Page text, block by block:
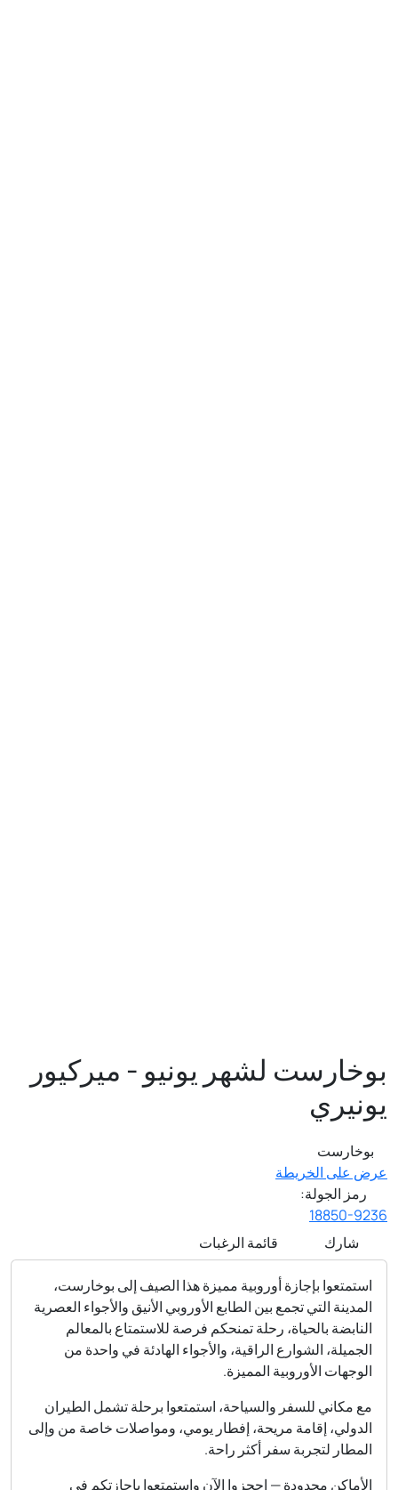
بوخارست لشهر يونيو - ميركيور
يونيري
بوخارست
عرض على الخريطة
رمز الجولة:
18850-9236
شارك
قائمة الرغبات
استمتعوا بإجازة أوروبية مميزة هذا الصيف إلى بوخارست،
المدينة التي تجمع بين الطابع الأوروبي الأنيق والأجواء العصرية
النابضة بالحياة، رحلة تمنحكم فرصة للاستمتاع بالمعالم
الجميلة، الشوارع الراقية، والأجواء الهادئة في واحدة من
الوجهات الأوروبية المميزة.
مع مكاني للسفر والسياحة، استمتعوا برحلة تشمل الطيران
الدولي، إقامة مريحة، إفطار يومي، ومواصلات خاصة من وإلى
المطار لتجربة سفر أكثر راحة.
الأماكن محدودة — احجزوا الآن واستمتعوا بإجازتكم في